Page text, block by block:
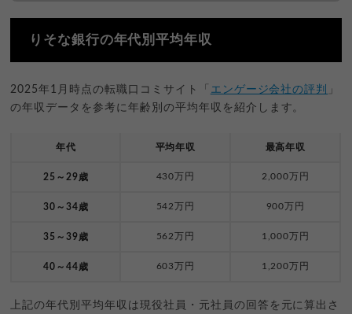
りそな銀行の年代別平均年収
2025年1月時点の転職口コミサイト「 エンゲージ会社の評判
」
の年収データを参考に年齢別の平均年収を紹介します。
年代 平均年収 最高年収
25～29歳 430万円 2,000万円
30～34歳 542万円 900万円
35～39歳 562万円 1,000万円
40～44歳 603万円 1,200万円
上記の年代別平均年収は現役社員・元社員の回答を元に算出さ